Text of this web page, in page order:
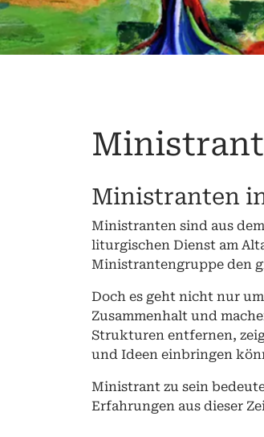
Ministranten
Ministranten sind aus
liturgischen Dienst am
Ministrantengruppe den
Doch es geht nicht nur
Zusammenhalt und
Strukturen entfernen,
und Ideen einbringen
Ministrant zu sein
Erfahrungen aus dieser